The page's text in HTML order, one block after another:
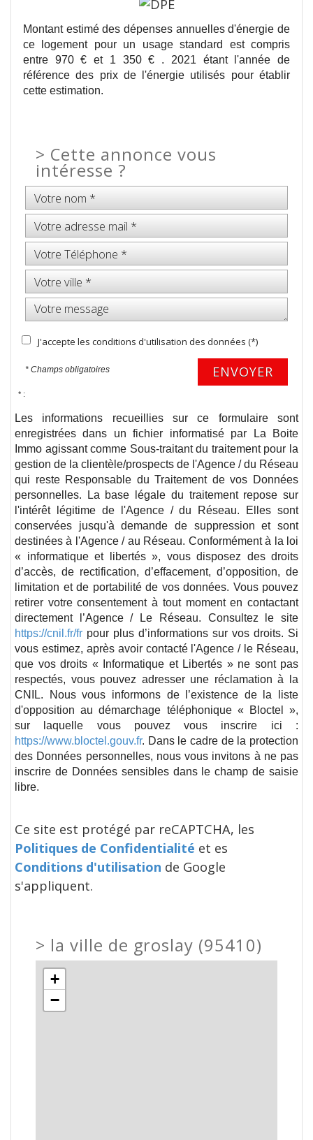
Montant estimé des dépenses annuelles d'énergie de
ce logement pour un usage standard est compris
entre 970 € et 1 350 € . 2021 étant l'année de
référence des prix de l'énergie utilisés pour établir
cette estimation.
> Cette annonce vous
intéresse ?
J'accepte les conditions d'utilisation des données (*)
* Champs obligatoires ENVOYER
* :
Les informations recueillies sur ce formulaire sont
enregistrées dans un fichier informatisé par La Boite
Immo agissant comme Sous-traitant du traitement pour la
gestion de la clientèle/prospects de l'Agence / du Réseau
qui reste Responsable du Traitement de vos Données
personnelles. La base légale du traitement repose sur
l'intérêt légitime de l'Agence / du Réseau. Elles sont
conservées jusqu'à demande de suppression et sont
destinées à l'Agence / au Réseau. Conformément à la loi
« informatique et libertés », vous disposez des droits
d’accès, de rectification, d’effacement, d’opposition, de
limitation et de portabilité de vos données. Vous pouvez
retirer votre consentement à tout moment en contactant
directement l’Agence / Le Réseau. Consultez le site
https://cnil.fr/fr pour plus d’informations sur vos droits. Si
vous estimez, après avoir contacté l'Agence / le Réseau,
que vos droits « Informatique et Libertés » ne sont pas
respectés, vous pouvez adresser une réclamation à la
CNIL. Nous vous informons de l’existence de la liste
d'opposition au démarchage téléphonique « Bloctel »,
sur laquelle vous pouvez vous inscrire ici :
https://www.bloctel.gouv.fr. Dans le cadre de la protection
des Données personnelles, nous vous invitons à ne pas
inscrire de Données sensibles dans le champ de saisie
libre.
Ce site est protégé par reCAPTCHA, les
Politiques de Confidentialité et es
Conditions d'utilisation de Google
s'appliquent.
> la ville de groslay (95410)
+
−